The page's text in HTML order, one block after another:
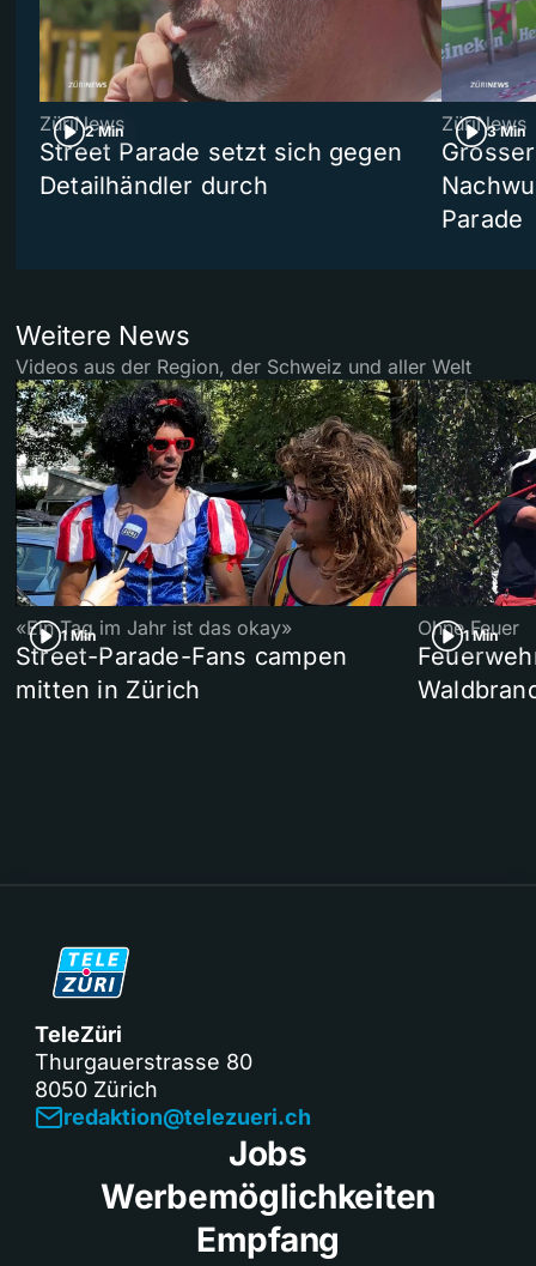
2 Min
ZüriNews
Street Parade setzt sich gegen
Detailhändler durch
3 Min
ZüriNews
Parade
Weitere News
Videos aus der Region, der Schweiz und aller Welt
1 Min
«Ein Tag im Jahr ist das okay»
Street-Parade-Fans campen
mitten in Zürich
1 Min
Ohne Feuer
TeleZüri
Thurgauerstrasse 80
8050 Zürich
redaktion@telezueri.ch
Jobs
Werbemöglichkeiten
Empfang